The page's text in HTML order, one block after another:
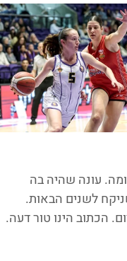
עונה שהיה בה
לשנים הבאות.